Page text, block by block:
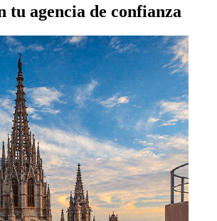
tu agencia de confianza